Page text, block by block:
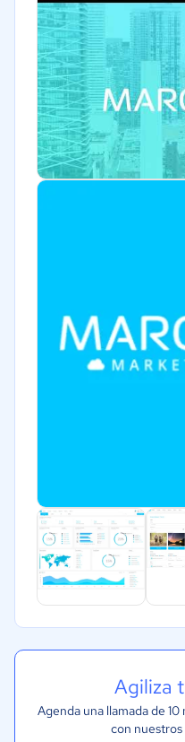
Agiliza
Agenda una llamada de
con